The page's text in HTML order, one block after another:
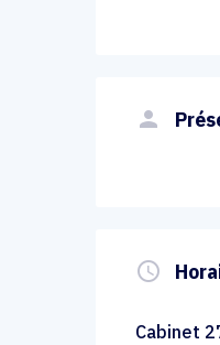
person
query_builder
Cabinet